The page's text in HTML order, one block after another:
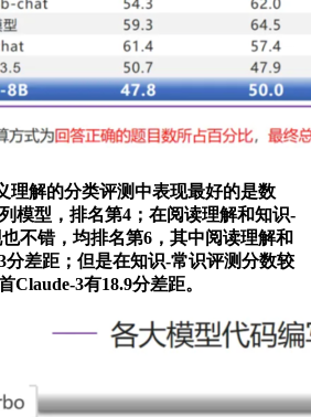
解的分类评测中表现最好的是数
模型，排名第4；在阅读理解和知识-
不错，均排名第6，其中阅读理解和
分差距；但是在知识-常识评测分数较
Claude-3有18.9分差距。